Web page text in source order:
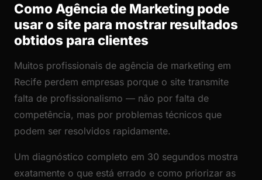
Como Agência de Marketing pode
usar o site para mostrar resultados
obtidos para clientes
Muitos profissionais de agência de marketing em
Recife perdem empresas porque o site transmite
falta de profissionalismo — não por falta de
competência, mas por problemas técnicos que
podem ser resolvidos rapidamente.
Um diagnóstico completo em 30 segundos mostra
exatamente o que está errado e como priorizar as